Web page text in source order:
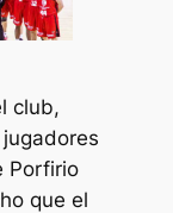
club,
Porfirio
que el